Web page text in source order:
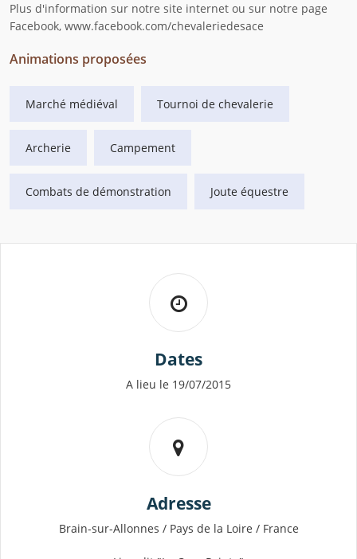
Plus d'information sur notre site internet ou sur notre page
Facebook, www.facebook.com/chevaleriedesace
Animations proposées
Marché médiéval Tournoi de chevalerie
Archerie Campement
Combats de démonstration Joute équestre
Dates
A lieu le 19/07/2015
Adresse
Brain-sur-Allonnes / Pays de la Loire / France